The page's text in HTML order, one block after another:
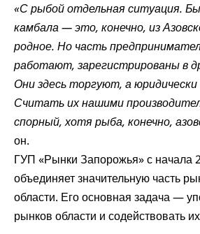
«С рыбой отдельная ситуация.
камбала — это, конечно, из
родное. Но часть
работают, зарегистрированы в
Они здесь торгуют, а
Считать их нашими
спорный, хотя рыба, конечно,
он.
ГУП «Рынки Запорожья» с начала
объединяет значительную часть
области. Его основная задача —
рынков области и содействовать